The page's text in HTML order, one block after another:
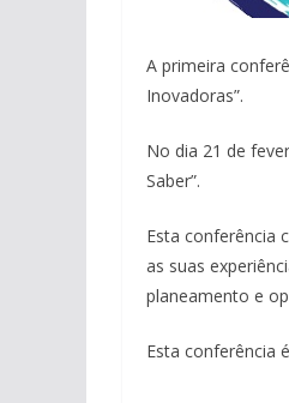
A primeira
Inovadoras”.
No dia 21 de
Saber”.
Esta conferência
as suas
planeamento e
Esta conferência